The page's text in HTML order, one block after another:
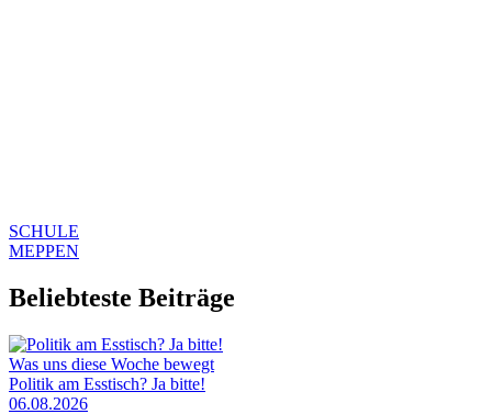
SCHULE
MEPPEN
Beliebteste Beiträge
Was uns diese Woche bewegt
Politik am Esstisch? Ja bitte!
06.08.2026